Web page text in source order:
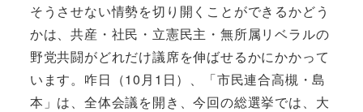
そうさせない情勢を切り開くことができるかどう
かは、共産・社民・立憲民主・無所属リベラルの
野党共闘がどれだけ議席を伸ばせるかにかかって
います。咋日（10月1日）、「市民連合高槻・島
本」は、全体会議を開き、今回の総選挙では、大